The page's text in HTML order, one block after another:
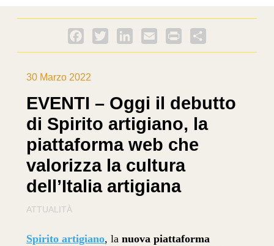
Facebook
Twitter LinkedInEmail PrintFriendly
30 Marzo 2022
EVENTI – Oggi il debutto
di Spirito artigiano, la
piattaforma web che
valorizza la cultura
dell’Italia artigiana
ATTUALITÀ
Spirito artigiano, lanuova piattaforma